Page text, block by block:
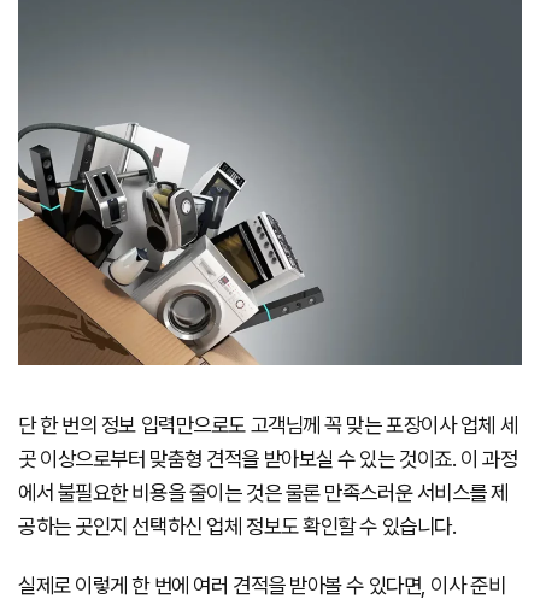
단 한 번의 정보 입력만으로도 고객님께 꼭 맞는 포장이사 업체 세
곳 이상으로부터 맞춤형 견적을 받아보실 수 있는 것이죠. 이 과정
에서 불필요한 비용을 줄이는 것은 물론 만족스러운 서비스를 제
공하는 곳인지 선택하신 업체 정보도 확인할 수 있습니다.
실제로 이렇게 한 번에 여러 견적을 받아볼 수 있다면, 이사 준비